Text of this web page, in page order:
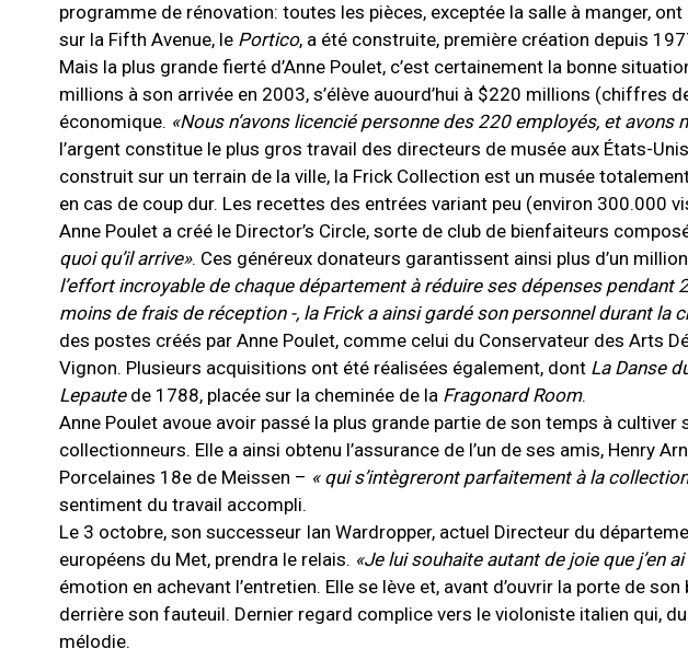
programme de rénovation: toutes les pièces, exceptée la salle à manger,
sur la Fifth Avenue, le Portico, a été construite, première création depuis
Mais la plus grande fierté d’Anne Poulet, c’est certainement la bonne
millions à son arrivée en 2003, s’élève auourd’hui à $220 millions (chiffres
économique. «Nous n’avons licencié personne des 220 employés, et
l’argent constitue le plus gros travail des directeurs de musée aux États-
construit sur un terrain de la ville, la Frick Collection est un musée
en cas de coup dur. Les recettes des entrées variant peu (environ 300.000
Anne Poulet a créé le Director’s Circle, sorte de club de bienfaiteurs
quoi qu’il arrive». Ces généreux donateurs garantissent ainsi plus d’un
l’effort incroyable de chaque département à réduire ses dépenses pendant
moins de frais de réception -, la Frick a ainsi gardé son personnel durant la
des postes créés par Anne Poulet, comme celui du Conservateur des Arts
Vignon. Plusieurs acquisitions ont été réalisées également, dont La Danse
Lepaute de 1788, placée sur la cheminée de la Fragonard Room.
Anne Poulet avoue avoir passé la plus grande partie de son temps à
collectionneurs. Elle a ainsi obtenu l’assurance de l’un de ses amis, Henry
Porcelaines 18e de Meissen – « qui s’intègreront parfaitement à la
sentiment du travail accompli.
Le 3 octobre, son successeur Ian Wardropper, actuel Directeur du
européens du Met, prendra le relais. «Je lui souhaite autant de joie que j’en
émotion en achevant l’entretien. Elle se lève et, avant d’ouvrir la porte de
derrière son fauteuil. Dernier regard complice vers le violoniste italien qui,
mélodie.